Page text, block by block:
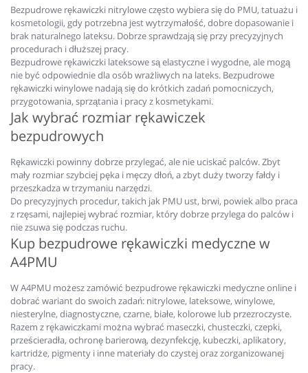
Bezpudrowe rękawiczki nitrylowe często wybiera się do PMU, tatuażu i
kosmetologii, gdy potrzebna jest wytrzymałość, dobre dopasowanie i
brak naturalnego lateksu. Dobrze sprawdzają się przy precyzyjnych
procedurach i dłuższej pracy.
Bezpudrowe rękawiczki lateksowe są elastyczne i wygodne, ale mogą
nie być odpowiednie dla osób wrażliwych na lateks. Bezpudrowe
rękawiczki winylowe nadają się do krótkich zadań pomocniczych,
przygotowania, sprzątania i pracy z kosmetykami.
Jak wybrać rozmiar rękawiczek
bezpudrowych
Rękawiczki powinny dobrze przylegać, ale nie uciskać palców. Zbyt
mały rozmiar szybciej pęka i męczy dłoń, a zbyt duży tworzy fałdy i
przeszkadza w trzymaniu narzędzi.
Do precyzyjnych procedur, takich jak PMU ust, brwi, powiek albo praca
z rzęsami, najlepiej wybrać rozmiar, który dobrze przylega do palców i
nie zsuwa się podczas ruchu.
Kup bezpudrowe rękawiczki medyczne w
A4PMU
W A4PMU możesz zamówić bezpudrowe rękawiczki medyczne online i
dobrać wariant do swoich zadań: nitrylowe, lateksowe, winylowe,
niesterylne, diagnostyczne, czarne, białe, kolorowe lub przezroczyste.
Razem z rękawiczkami można wybrać maseczki, chusteczki, czepki,
prześcieradła, ochronę barierową, dezynfekcję, kubeczki, aplikatory,
kartridże, pigmenty i inne materiały do czystej oraz zorganizowanej
pracy.